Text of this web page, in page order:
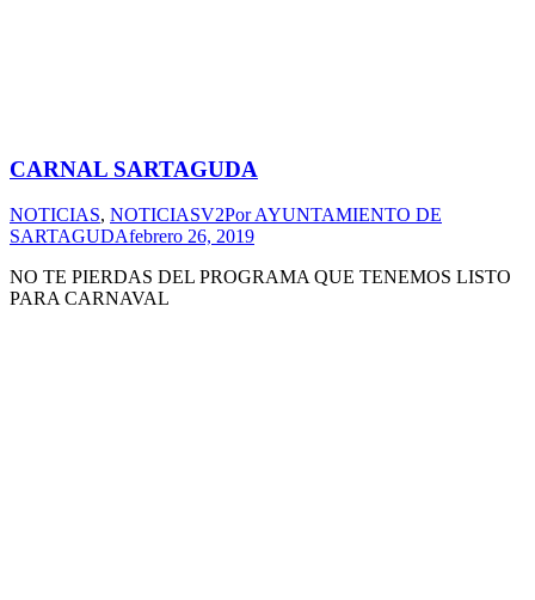
CARNAL SARTAGUDA
NOTICIAS, NOTICIASV2PorAYUNTAMIENTO DE
SARTAGUDAfebrero 26, 2019
NO TE PIERDAS DEL PROGRAMA QUE TENEMOS LISTO
PARA CARNAVAL